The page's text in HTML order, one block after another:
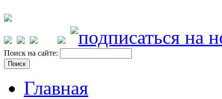
Поиск на сайте:
Главная